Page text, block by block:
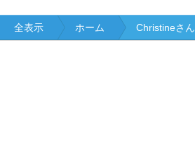
全表示 ホーム Christineさん